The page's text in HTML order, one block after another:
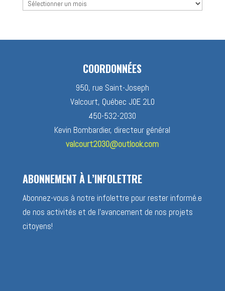
Archive
COORDONNÉES
950, rue Saint-Joseph
Valcourt, Québec J0E 2L0
450-532-2030
Kevin Bombardier, directeur général
valcourt2030@outlook.com
ABONNEMENT À L’INFOLETTRE
Abonnez-vous à notre infolettre pour rester informé.e
de nos activités et de l’avancement de nos projets
citoyens!